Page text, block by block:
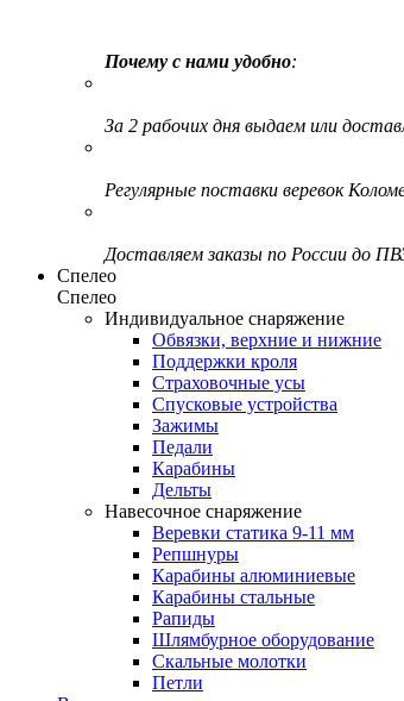
Почему с нами удобно:
За 2 рабочих дня выдаем или
Регулярные поставки веревок
Доставляем заказы по России до
Спелео
Спелео
Индивидуальное снаряжение
Обвязки, верхние и нижние
Поддержки кроля
Страховочные усы
Спусковые устройства
Зажимы
Педали
Карабины
Дельты
Навесочное снаряжение
Веревки статика 9-11 мм
Репшнуры
Карабины алюминиевые
Карабины стальные
Рапиды
Шлямбурное оборудование
Скальные молотки
Петли